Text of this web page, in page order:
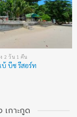
2 วัน 1 คืน
บีช รีสอร์ท
เกาะกูด